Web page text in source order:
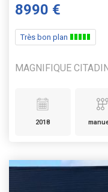
8990 €
Très bon plan
MAGNIFIQUE
2018